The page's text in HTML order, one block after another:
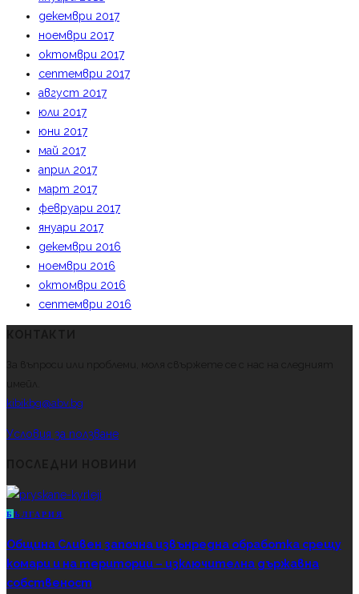
декември 2017
ноември 2017
октомври 2017
септември 2017
август 2017
юли 2017
юни 2017
май 2017
април 2017
март 2017
февруари 2017
януари 2017
декември 2016
ноември 2016
октомври 2016
септември 2016
За въпроси или проблеми, моля свържете се с нас на следният
имейл.
kibikbg@abv.bg
Условия за ползване
Б ЪЛГАРИЯ
Община Сливен започна извънредна обработка срещу
комари и на територии – изключителна държавна
собственост